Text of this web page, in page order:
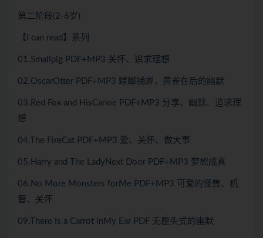
第二阶段(2-6岁)
【I can read】系列
01.Smallpig PDF+MP3 关怀、追求理想
02.OscarOtter PDF+MP3 螳螂捕蝉，黄雀在后的幽默
03.Red Fox and HisCanoe PDF+MP3 分享、幽默、追求理
想
04.The FireCat PDF+MP3 爱、关怀、做大事
05.Harry and The LadyNext Door PDF+MP3 梦想成真
06.No More Monsters forMe PDF+MP3 可爱的怪兽、机
智、关怀
09.There Is a Carrot inMy Ear PDF 无厘头式的幽默